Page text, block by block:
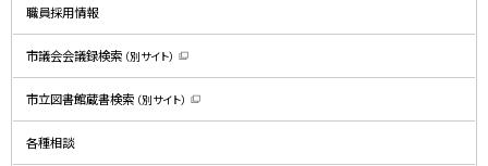
す
）
職員採用情報
市議会会議録検索 （別サイト）
新
規
ウ
ン
市立図書館蔵書検索 （別サイト）
新
各種相談